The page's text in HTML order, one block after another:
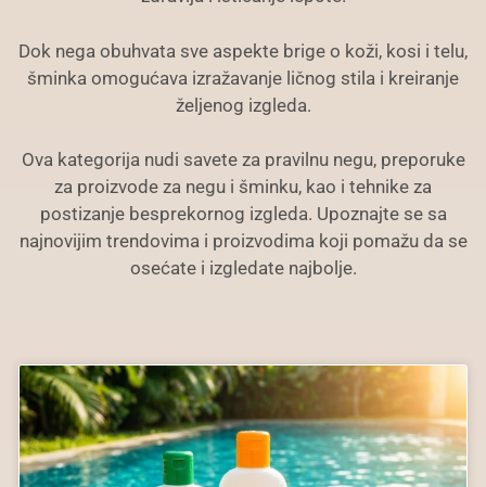
Dok nega obuhvata sve aspekte brige o koži, kosi i telu,
šminka omogućava izražavanje ličnog stila i kreiranje
željenog izgleda.
Ova kategorija nudi savete za pravilnu negu, preporuke
za proizvode za negu i šminku, kao i tehnike za
postizanje besprekornog izgleda. Upoznajte se sa
najnovijim trendovima i proizvodima koji pomažu da se
osećate i izgledate najbolje.